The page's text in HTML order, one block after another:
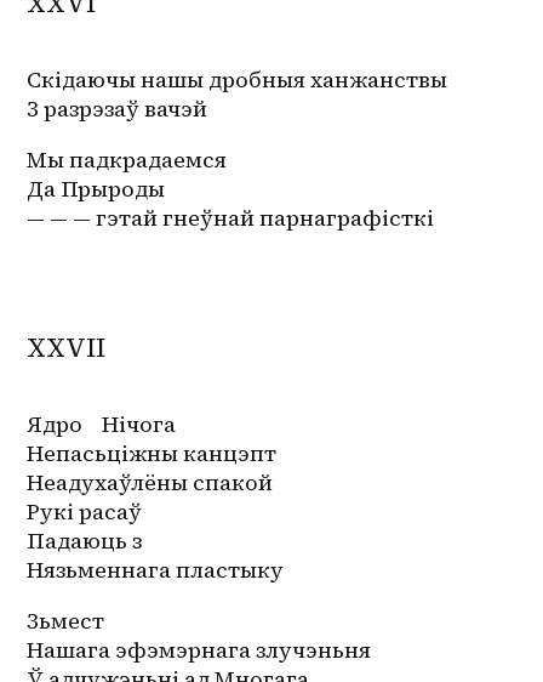
Скідаючы нашы дробныя ханжанствы
З разрэзаў вачэй
Мы падкрадаемся
Да Прыроды
— — — гэтай гнеўнай парнаграфісткі
XXVII
Ядро    Нічога
Непасьціжны канцэпт
Неадухаўлёны спакой
Рукі расаў
Падаюць з
Нязьменнага пластыку
Зьмест
Нашага эфэмэрнага злучэньня